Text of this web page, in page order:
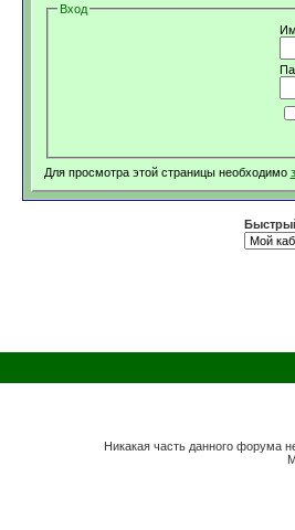
Вход
Для просмотра этой страницы необходимо
Никакая часть данного форума